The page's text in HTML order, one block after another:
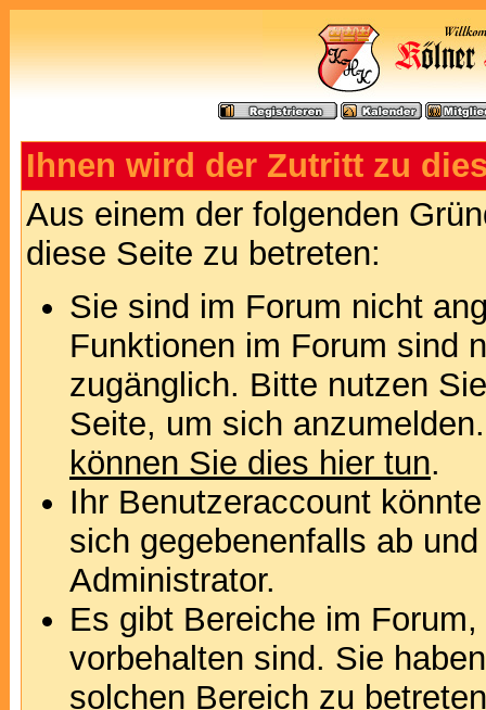
Ihnen wird der Zutritt zu
Aus einem der folgenden
diese Seite zu betreten:
Sie sind im Forum nicht
Funktionen im Forum sind
zugänglich. Bitte nutzen
Seite, um sich
können Sie dies hier tun.
Ihr Benutzeraccount
sich gegebenenfalls ab
Administrator.
Es gibt Bereiche im
vorbehalten sind. Sie
solchen Bereich zu